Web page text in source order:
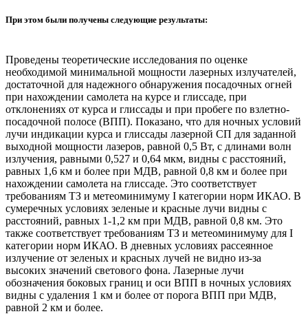
При этом были получены следующие результаты:
Проведены теоретические исследования по оценке
необходимой минимальной мощности лазерных излучателей,
достаточной для надежного обнаружения посадочных огней
при нахождении самолета на курсе и глиссаде, при
отклонениях от курса и глиссады и при пробеге по взлетно-
посадочной полосе (ВПП). Показано, что для ночных условий
лучи индикации курса и глиссады лазерной СП для заданной
выходной мощности лазеров, равной 0,5 Вт, с длинами волн
излучения, равными 0,527 и 0,64 мкм, видны с расстояний,
равных 1,6 км и более при МДВ, равной 0,8 км и более при
нахождении самолета на глиссаде. Это соответствует
требованиям ТЗ и метеоминимуму I категории норм ИКАО. В
сумеречных условиях зеленые и красные лучи видны с
расстояний, равных 1-1,2 км при МДВ, равной 0,8 км. Это
также соответствует требованиям ТЗ и метеоминимуму для I
категории норм ИКАО. В дневных условиях рассеянное
излучение от зеленых и красных лучей не видно из-за
высоких значений светового фона. Лазерные лучи
обозначения боковых границ и оси ВПП в ночных условиях
видны с удаления 1 км и более от порога ВПП при МДВ,
равной 2 км и более.